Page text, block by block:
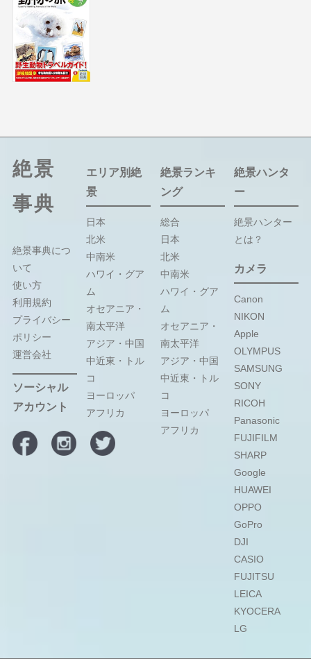
絶景
事典
絶景事典につ
いて
使い方
利用規約
プライバシー
ポリシー
運営会社
ソーシャル
アカウント
エリア別絶
景
日本
北米
中南米
ハワイ・グア
ム
オセアニア・
南太平洋
アジア・中国
中近東・トル
コ
ヨーロッパ
アフリカ
絶景ランキ
ング
総合
日本
北米
中南米
ハワイ・グア
ム
オセアニア・
南太平洋
アジア・中国
中近東・トル
コ
ヨーロッパ
アフリカ
絶景ハンタ
ー
絶景ハンター
とは？
カメラ
Canon
NIKON
Apple
OLYMPUS
SAMSUNG
SONY
RICOH
Panasonic
FUJIFILM
SHARP
Google
HUAWEI
OPPO
GoPro
DJI
CASIO
FUJITSU
LEICA
KYOCERA
LG